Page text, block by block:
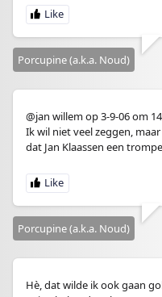
Porcupine (a.k.a. Noud)
@jan willem op 3-9-06 om
Ik wil niet veel zeggen,
dat Jan Klaassen een
Porcupine (a.k.a. Noud)
Hè, dat wilde ik ook gaan